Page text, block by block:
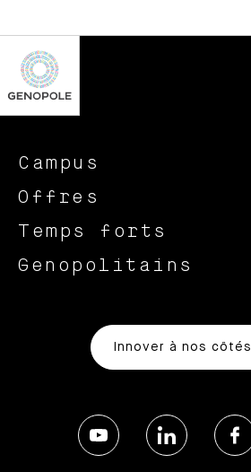
Campus
Offres
Temps forts
Genopolitains
Innover à nos côtés